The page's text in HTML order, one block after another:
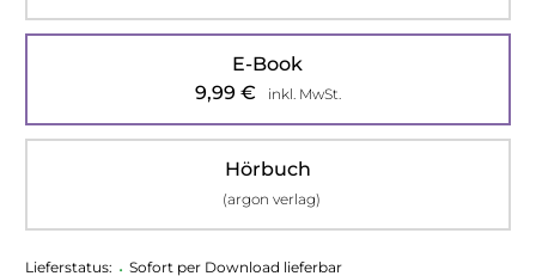
E-Book
9,99 € inkl. MwSt.
Hörbuch
(argon verlag)
Lieferstatus: • Sofort per Download lieferbar